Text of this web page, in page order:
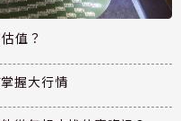
值？
握大行情